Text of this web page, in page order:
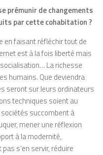
prémunir de changements
par cette cohabitation ?
en faisant réfléchir tout de
est à la fois liberté mais
La richesse
humains. Que deviendra
seront sur leurs ordinateurs
techniques soient au
succombent à
mener une réflexion
à la modernité,
s’en servir, réduire